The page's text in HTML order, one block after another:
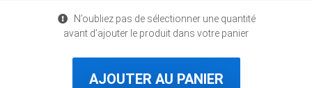
N’oubliez pas de sélectionner une quantité
avant d’ajouter le produit dans votre panier
AJOUTER AU PANIER